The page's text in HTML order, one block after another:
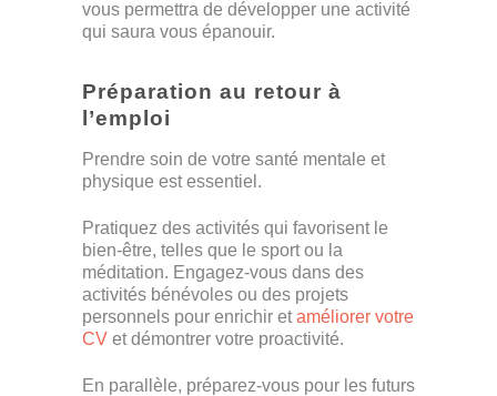
vous permettra de développer une activité
qui saura vous épanouir.
Préparation au retour à
l’emploi
Prendre soin de votre santé mentale et
physique est essentiel.
Pratiquez des activités qui favorisent le
bien-être, telles que le sport ou la
méditation. Engagez-vous dans des
activités bénévoles ou des projets
personnels pour enrichir etaméliorer votre
CV et démontrer votre proactivité.
En parallèle, préparez-vous pour les futurs